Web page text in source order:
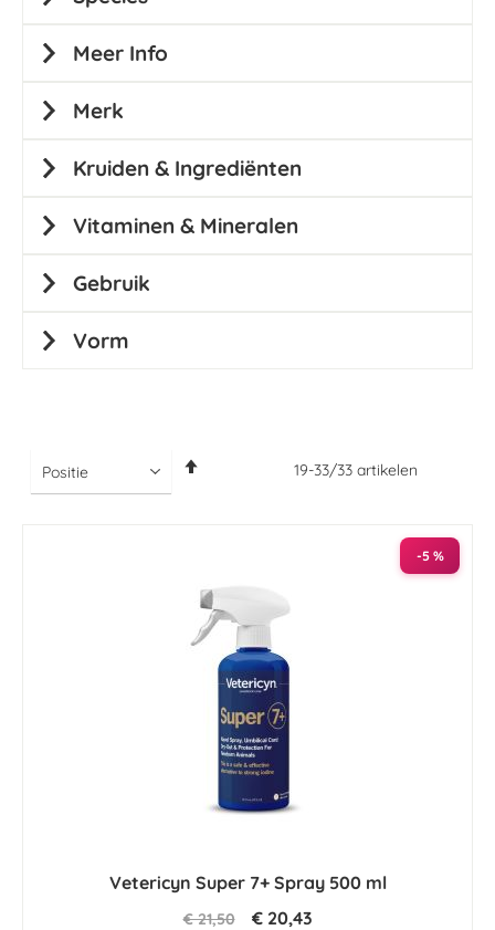
19-33/33 artikelen
-5 %
Vetericyn Super 7+ Spray 500 ml
€ 21,50 € 20,43
Meer Info
Merk
Kruiden & Ingrediënten
Vitaminen & Mineralen
Gebruik
Vorm